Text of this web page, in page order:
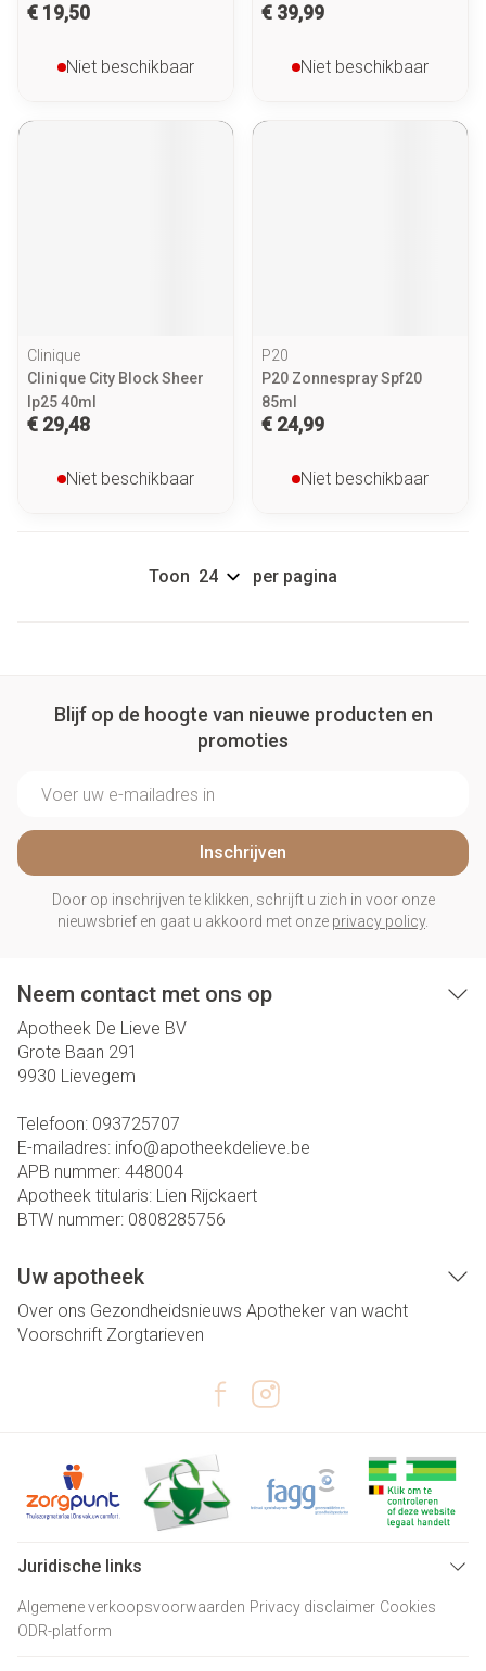
€ 19,50
Niet beschikbaar
€ 39,99
Niet beschikbaar
Clinique
Clinique City Block Sheer
Ip25 40ml
€ 29,48
Niet beschikbaar
P20
P20 Zonnespray Spf20
85ml
€ 24,99
Niet beschikbaar
Toon per pagina
Blijf op de hoogte van nieuwe producten en
promoties
Inschrijven
Door op inschrijven te klikken, schrijft u zich in voor onze
nieuwsbrief en gaat u akkoord met onze privacy policy.
Neem contact met ons op
Apotheek De Lieve BV
Grote Baan 291
9930 Lievegem
Telefoon: 093725707
E-mailadres: info@apotheekdelieve.be
APB nummer: 448004
Apotheek titularis: Lien Rijckaert
BTW nummer: 0808285756
Uw apotheek
Over ons Gezondheidsnieuws Apotheker van wacht
Voorschrift Zorgtarieven
Juridische links
Algemene verkoopsvoorwaarden Privacy disclaimer Cookies
ODR-platform